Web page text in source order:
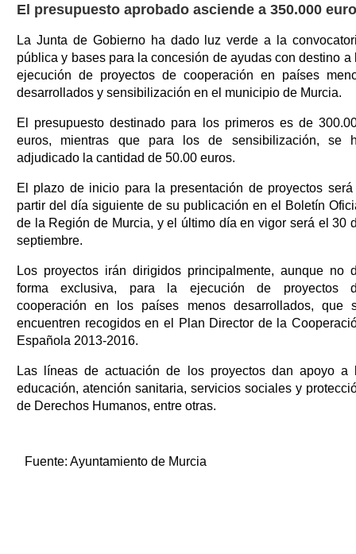
El presupuesto aprobado asciende a 350.000
La Junta de Gobierno ha dado luz verde a la
pública y bases para la concesión de ayudas con destino a
ejecución de proyectos de cooperación en países
desarrollados y sensibilización en el municipio de Murcia.
El presupuesto destinado para los primeros es de
euros, mientras que para los de sensibilización, se
adjudicado la cantidad de 50.00 euros.
El plazo de inicio para la presentación de proyectos será
partir del día siguiente de su publicación en el Boletín
de la Región de Murcia, y el último día en vigor será el 30
septiembre.
Los proyectos irán dirigidos principalmente, aunque no
forma exclusiva, para la ejecución de proyectos
cooperación en los países menos desarrollados, que
encuentren recogidos en el Plan Director de la
Española 2013-2016.
Las líneas de actuación de los proyectos dan apoyo a
educación, atención sanitaria, servicios sociales y
de Derechos Humanos, entre otras.
Fuente: Ayuntamiento de Murcia